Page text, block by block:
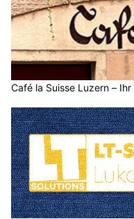
Café la Suisse Luzern –